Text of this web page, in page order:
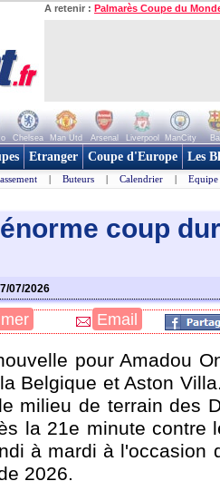
A retenir : Palmarès Coupe du
Chelsea Man Utd Arsenal Liverpool ManCity
Etranger Coupe d'Europe Les
| Buteurs | Calendrier | Equipe
coup
07/2026
Email
pour Amadou
Belgique et Aston
milieu de terrain des
la 21e minute contre
à mardi à l'occasion
2026.